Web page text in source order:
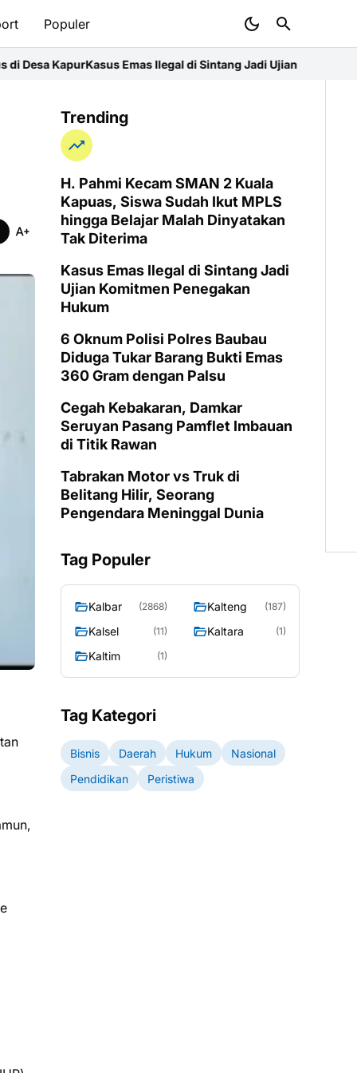
Populer
Emas Ilegal di Sintang Jadi Ujian Komitmen Penegakan
Trending
H. Pahmi Kecam SMAN 2 Kuala
Kapuas, Siswa Sudah Ikut MPLS
hingga Belajar Malah Dinyatakan
Tak Diterima
Kasus Emas Ilegal di Sintang Jadi
Ujian Komitmen Penegakan
Hukum
6 Oknum Polisi Polres Baubau
Diduga Tukar Barang Bukti Emas
360 Gram dengan Palsu
Cegah Kebakaran, Damkar
Seruyan Pasang Pamflet Imbauan
di Titik Rawan
Tabrakan Motor vs Truk di
Belitang Hilir, Seorang
Pengendara Meninggal Dunia
Tag Populer
Kalbar (2868) Kalteng (187)
Kalsel (11) Kaltara (1)
Kaltim (1)
Tag Kategori
Bisnis Daerah Hukum
Nasional
Pendidikan
Peristiwa